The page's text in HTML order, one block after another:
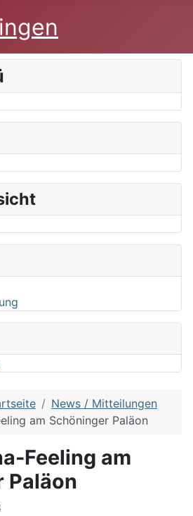
News / Mitteilungen
am Schöninger Paläon
Feeling am
Paläon